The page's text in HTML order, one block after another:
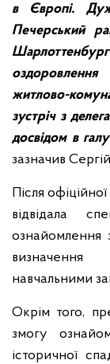
в Європі.
Печерський
житлово-
зустріч з
досвідом в
зазначив
Після
відвідала
ознайомлення
визначення
навчальними
Окрім того,
змогу
історичної